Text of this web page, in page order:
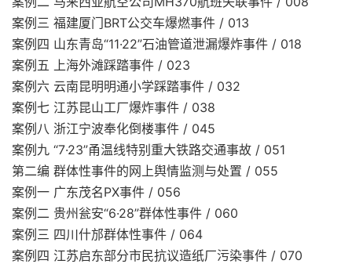
案例三 福建厦门BRT公交车爆燃事件 / 013
案例四 山东青岛“11·22”石油管道泄漏爆炸事件 / 018
案例五 上海外滩踩踏事件 / 023
案例六 云南昆明明通小学踩踏事件 / 032
案例七 江苏昆山工厂爆炸事件 / 038
案例八 浙江宁波奉化倒楼事件 / 045
案例九 “7·23”甬温线特别重大铁路交通事故 / 051
第二编 群体性事件的网上舆情监测与处置 / 055
案例一 广东茂名PX事件 / 056
案例二 贵州瓮安“6·28”群体性事件 / 060
案例三 四川什邡群体性事件 / 064
案例四 江苏启东部分市民抗议造纸厂污染事件 / 070